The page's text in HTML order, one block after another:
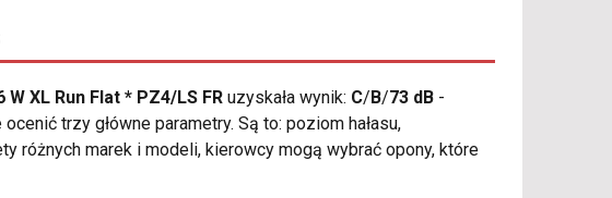
XL Run Flat * PZ4/LS FR uzyskała wynik: C/ B/73 dB -
trzy główne parametry. Są to: poziom hałasu,
różnych marek i modeli, kierowcy mogą wybrać opony, które